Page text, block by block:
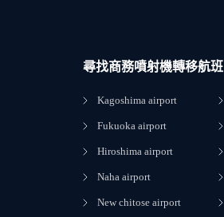
尋找商務噴射機轉移航班
Kagoshima airport
Fukuoka airport
Hiroshima airport
Naha airport
New chitose airport